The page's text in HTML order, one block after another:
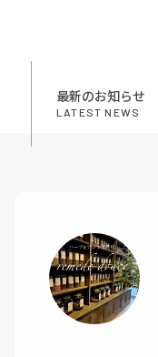
最新のお知らせ
LATEST NEWS